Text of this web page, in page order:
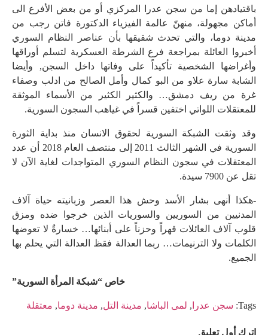
باقتيادهن إما من سجن عدرا المركزي أو من بعض الأفرع الى
أماكن مجهولة، منهنّ عالمة الفيزياء الدكتورة فاتن رجب من
مدينة دوما، والتي تحدث شقيقها بأن عناصر النظام السوري
أخبروا العائلة بمراجعة فرع الشرطة العسكرية لتسلم أوراقها
وأغراضها الشخصية تأكيداً على وفاتها داخل السجن, وأيضا
الشابة سارة علاو من البو كمال وأمل الصالح من ادلب وصفاء
غرة من ريف دمشق… والكثير الكثير من الأسماء الموثقة
للمعتقلات اللواتي اختفين قسراً في غياهب السجون السورية.
وقد وثقت الشبكة السورية لحقوق الانسان منذ بداية الثورة
السورية في الشهر الثالث 2011 إلى منتصف العام 2018 أن عدد
المعتقلات في سجون النظام السوري المتواجدات لغاية الآن لا
تقل عن 7900 سيدة.
-هكذا أنهى بشار الأسد وحش هذا العصر وزبانيته حياة آلاف
المدنيين من السوريين والسوريات الذين خرجوا ضده ومزق
قلوب آلاف العائلات قهراً وحزناً على أبنائها… خسارةٌ لا تعوضها
الكلمات ولا الترنيمات… ربما العدالة فقظ العدالة التي يحلم بها
الجميع.
خاص “شبكة المرأة السورية”
Tags: سجن عدرا , لمى الباشا, مدينة التل, مدينة دوما, معتقلة
اترك أول تعليق